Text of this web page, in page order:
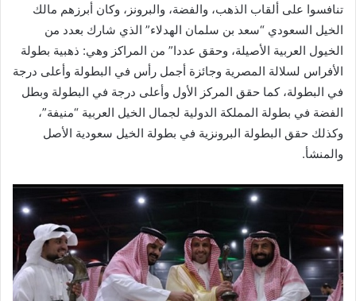
تنافسوا على ألقاب الذهب، والفضة، والبرونز، وكان أبرزهم مالك
الخيل السعودي “سعد بن سلمان الهدلاء” الذي شارك بعدد من
الخيول العربية الأصيلة، وحقق عددا” من المراكز وهي: ذهبية بطولة
الأفراس لسلالة المصرية وجائزة أجمل رأس في البطولة وأعلى درجة
في البطولة، كما حقق المركز الأول وأعلى درجة في البطولة وبطل
الفضة في بطولة المملكة الدولية لجمال الخيل العربية “منيفة”،
وكذلك حقق البطولة البرونزية في بطولة الخيل سعودية الأصل
والمنشأ.